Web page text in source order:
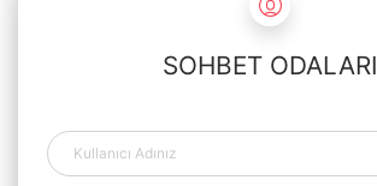
SOHBET ODALARI